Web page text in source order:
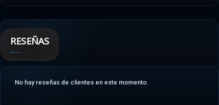
RESEÑAS
No hay reseñas de clientes en este momento.